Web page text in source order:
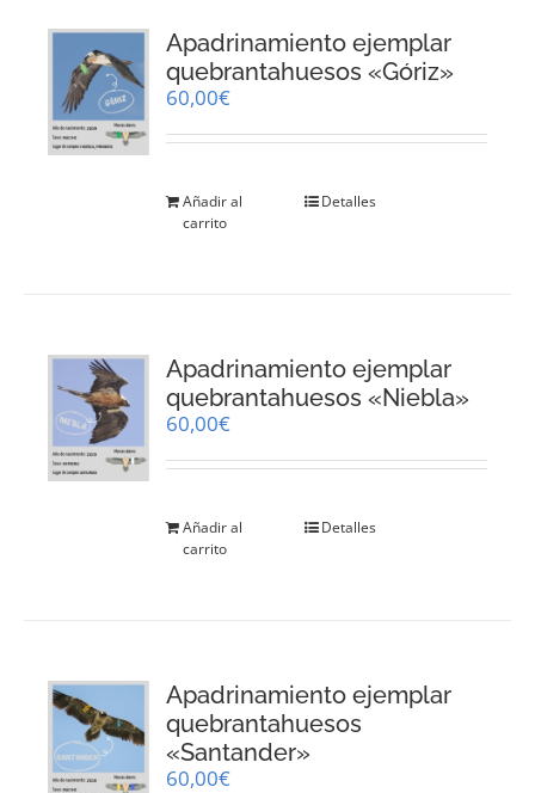
Apadrinamiento ejemplar
quebrantahuesos «Góriz»
60,00€
Añadir al
carrito
Detalles
Apadrinamiento ejemplar
quebrantahuesos «Niebla»
60,00€
Añadir al
carrito
Detalles
Apadrinamiento ejemplar
quebrantahuesos
«Santander»
60,00€